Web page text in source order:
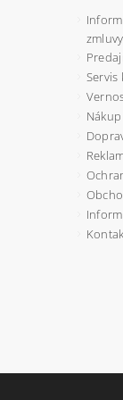
zmluvy
Servis